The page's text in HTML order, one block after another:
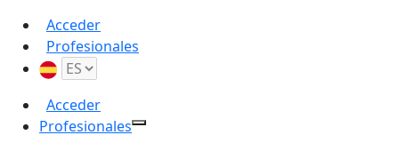
Acceder
Profesionales
Acceder
Profesionales